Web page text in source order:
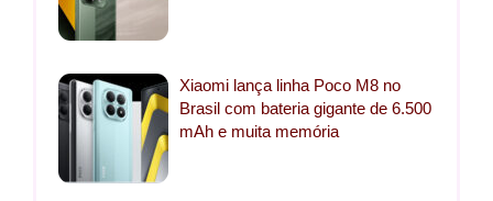
Xiaomi lança linha Poco M8 no
Brasil com bateria gigante de 6.500
mAh e muita memória